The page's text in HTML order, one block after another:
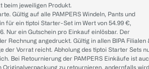
beim jeweiligen Produkt.
Gültig auf alle PAMPERS Windeln, Pants und
für ein tiptoi Starter-Set im Wert von 54.99 €,
Nur ein Gutschein pro Einkauf einlösbar. Der
Rechnung angedruckt. Gültig in allen BIPA Filialen
der Vorrat reicht. Abholung des tiptoi Starter Sets
Bei Retournierung der PAMPERS Einkäufe ist
Originalverpackung zu retournieren, andernfalls wird